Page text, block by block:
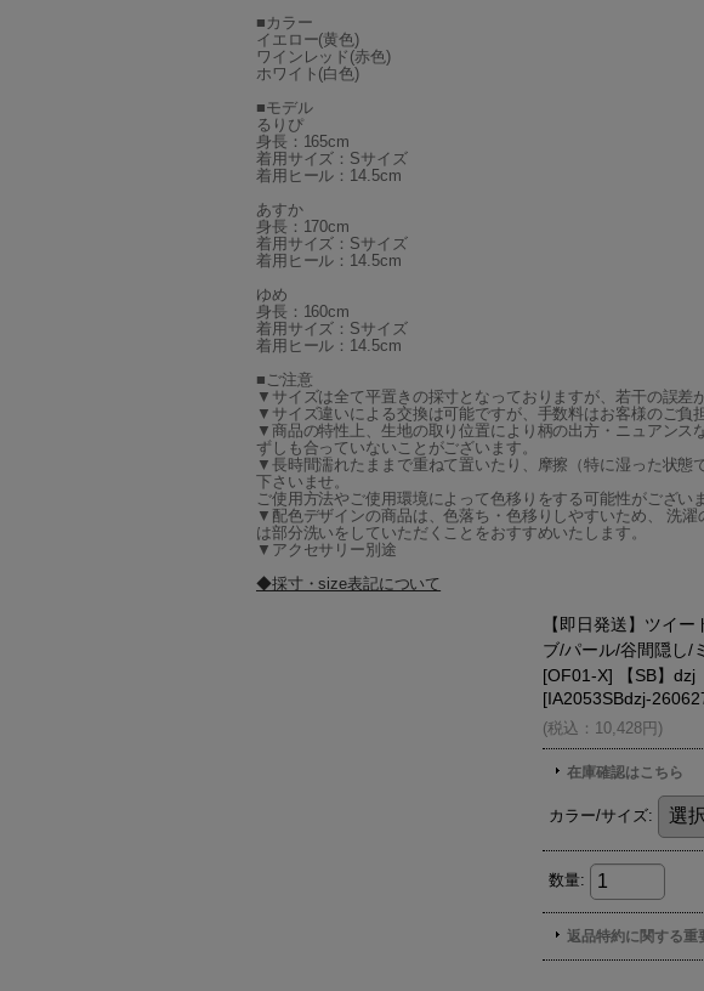
■カラー
イエロー(黄色)
ワインレッド(赤色)
ホワイト(白色)
■モデル
るりぴ
身長：165cm
着用サイズ：Sサイズ
着用ヒール：14.5cm
あすか
身長：170cm
着用サイズ：Sサイズ
着用ヒール：14.5cm
ゆめ
身長：160cm
着用サイズ：Sサイズ
着用ヒール：14.5cm
■ご注意
▼サイズは全て平置きの採寸となっておりますが、若干の誤差
▼サイズ違いによる交換は可能ですが、手数料はお客様のご負
▼商品の特性上、生地の取り位置により柄の出方・ニュアン
ずしも合っていないことがございます。
▼長時間濡れたままで重ねて置いたり、摩擦（特に湿った状
下さいませ。
ご使用方法やご使用環境によって色移りをする可能性がござい
▼配色デザインの商品は、色落ち・色移りしやすいため、 洗
は部分洗いをしていただくことをおすすめいたします。
▼アクセサリー別途
◆採寸・size表記について